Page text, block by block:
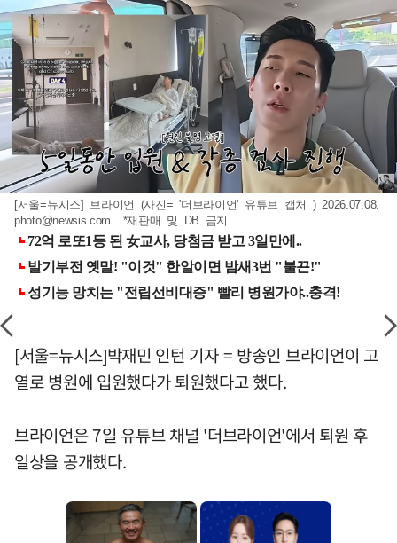
[서울=뉴시스] 브라이언 (사진= '더브라이언' 유튜브 캡처 ) 2026.07.08.
photo@newsis.com *재판매 및 DB 금지
[서울=뉴시스]박재민 인턴 기자 = 방송인 브라이언이 고
열로 병원에 입원했다가 퇴원했다고 했다.
브라이언은 7일 유튜브 채널 '더브라이언'에서 퇴원 후
일상을 공개했다.